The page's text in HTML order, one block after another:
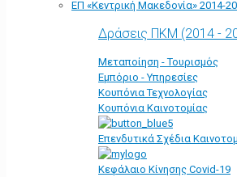
ΕΠ «Kεντρική Μακεδονία» 2014-
Δράσεις ΠΚΜ (2014 -
Μεταποίηση - Τουρισμός
Εμπόριο - Υπηρεσίες
Κουπόνια Τεχνολογίας
Κουπόνια Καινοτομίας
Επενδυτικά Σχέδια
Κεφάλαιο Κίνησης Covid-19